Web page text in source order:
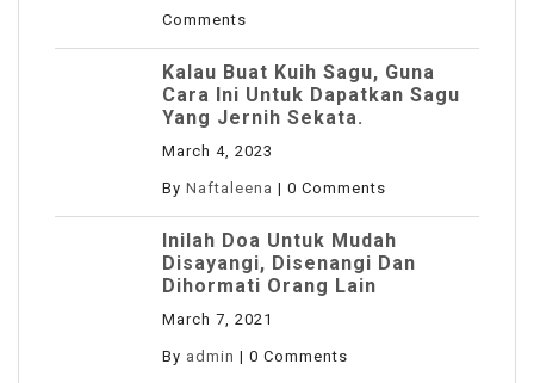
Comments
Kalau Buat Kuih Sagu, Guna
Cara Ini Untuk Dapatkan Sagu
Yang Jernih Sekata.
March 4, 2023
By Naftaleena | 0 Comments
Inilah Doa Untuk Mudah
Disayangi, Disenangi Dan
Dihormati Orang Lain
March 7, 2021
By admin | 0 Comments